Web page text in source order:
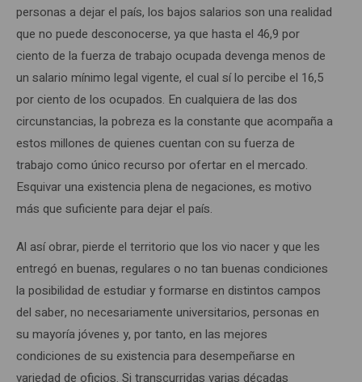
personas a dejar el país, los bajos salarios son una realidad
que no puede desconocerse, ya que hasta el 46,9 por
ciento de la fuerza de trabajo ocupada devenga menos de
un salario mínimo legal vigente, el cual sí lo percibe el 16,5
por ciento de los ocupados. En cualquiera de las dos
circunstancias, la pobreza es la constante que acompaña a
estos millones de quienes cuentan con su fuerza de
trabajo como único recurso por ofertar en el mercado.
Esquivar una existencia plena de negaciones, es motivo
más que suficiente para dejar el país.
Al así obrar, pierde el territorio que los vio nacer y que les
entregó en buenas, regulares o no tan buenas condiciones
la posibilidad de estudiar y formarse en distintos campos
del saber, no necesariamente universitarios, personas en
su mayoría jóvenes y, por tanto, en las mejores
condiciones de su existencia para desempeñarse en
variedad de oficios. Si transcurridas varias décadas